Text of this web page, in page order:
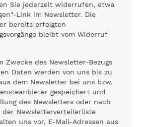
Sie jederzeit widerrufen, etwa
Link im Newsletter. Die
bereits erfolgten
bleibt vom Widerruf
Zwecke des Newsletter-Bezugs
Daten werden von uns bis zu
dem Newsletter bei uns bzw.
gespeichert und
des Newsletters oder nach
Newsletterverteilerliste
uns vor, E-Mail-Adressen aus